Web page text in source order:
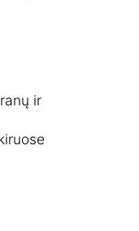
ir